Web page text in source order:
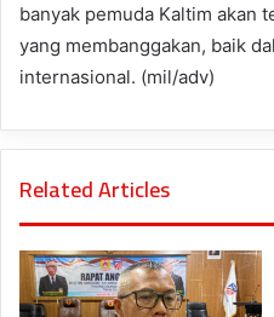
banyak pemuda Kaltim akan
yang membanggakan, baik
internasional. (mil/adv)
Related Articles